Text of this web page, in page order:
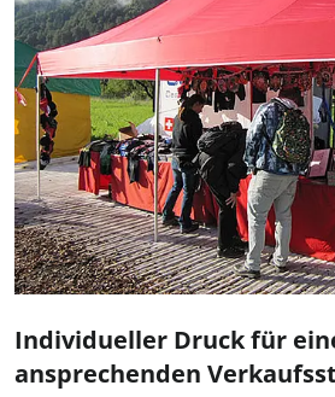
Individueller Druck für
ansprechenden